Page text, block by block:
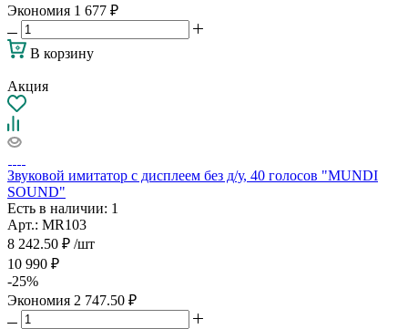
Экономия 1 677 ₽
В корзину
Акция
Звуковой имитатор с дисплеем без д/у, 40 голосов "MUNDI
SOUND"
Есть в наличии: 1
Арт.: MR103
8 242.50 ₽ /шт
10 990 ₽
-25%
Экономия 2 747.50 ₽